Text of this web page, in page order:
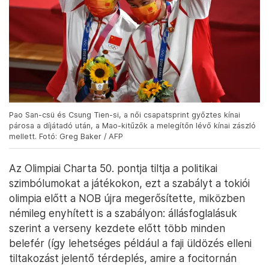
Pao San-csü és Csung Tien-si, a női csapatsprint győztes kínai
párosa a díjátadó után, a Mao-kitűzők a melegítőn lévő kínai zászló
mellett. Fotó: Greg Baker / AFP
Az Olimpiai Charta 50. pontja tiltja a politikai
szimbólumokat a játékokon, ezt a szabályt a tokiói
olimpia előtt a NOB újra megerősítette, miközben
némileg enyhített is a szabályon: állásfoglalásuk
szerint a verseny kezdete előtt több minden
belefér (így lehetséges például a faji üldözés elleni
tiltakozást jelentő térdeplés, amire a focitornán